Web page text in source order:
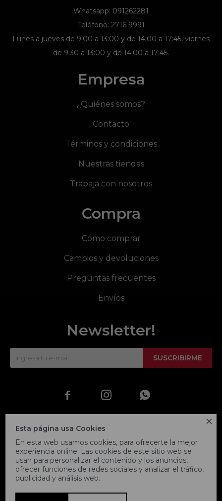

Esta página usa Cookies
En esta web usamos cookies, para ofrecerte la mejor
experiencia online. Las cookies de este sitio web se
usan para personalizar el contenido y los anuncios,
ofrecer funciones de redes sociales y analizar el tráfico,
publicidad y análisis web.
Whatsapp: 091262281
Teléfono: 2716 9991
Lunes a jueves de 9:00 a 13:00 y de 14:00 a 17:45, viernes
de 9:30 a 13:00 y de 14:00 a 17:45.
Empresa
¿Quiénes somos?
Contacto
Términos y condiciones
Nuestras tiendas
Trabaja con nosotros
Compra
Cómo comprar
Cambios y devoluciones
Preguntas frecuentes
Envíos
Newsletter!
SUSCRIBIRME
  